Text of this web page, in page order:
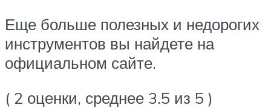
Еще больше полезных и недорогих
инструментов вы найдете на
официальном сайте.
( 2 оценки, среднее 3.5 из 5 )